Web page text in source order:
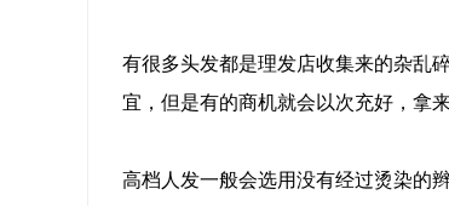
有很多头发都是理发店收集来的杂乱
宜，但是有的商机就会以次充好，拿
高档人发一般会选用没有经过烫染的